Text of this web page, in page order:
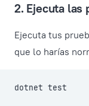
2. Ejecuta las
Ejecuta tus
que lo harías
dotnet test